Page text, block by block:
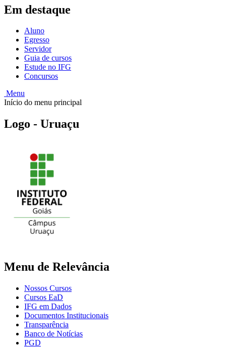
Em destaque
Aluno
Egresso
Servidor
Guia de cursos
Estude no IFG
Concursos
Menu
Início do menu principal
Logo - Uruaçu
Menu de Relevância
Nossos Cursos
Cursos EaD
IFG em Dados
Documentos Institucionais
Transparência
Banco de Notícias
PGD